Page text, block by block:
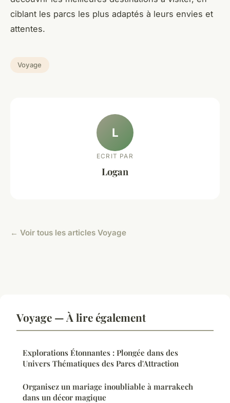
ciblant les parcs les plus adaptés à leurs envies et
attentes.
Voyage
L
ECRIT PAR
Logan
← Voir tous les articles Voyage
Voyage — À lire également
Explorations Étonnantes : Plongée dans des
Univers Thématiques des Parcs d'Attraction
Organisez un mariage inoubliable à marrakech
dans un décor magique